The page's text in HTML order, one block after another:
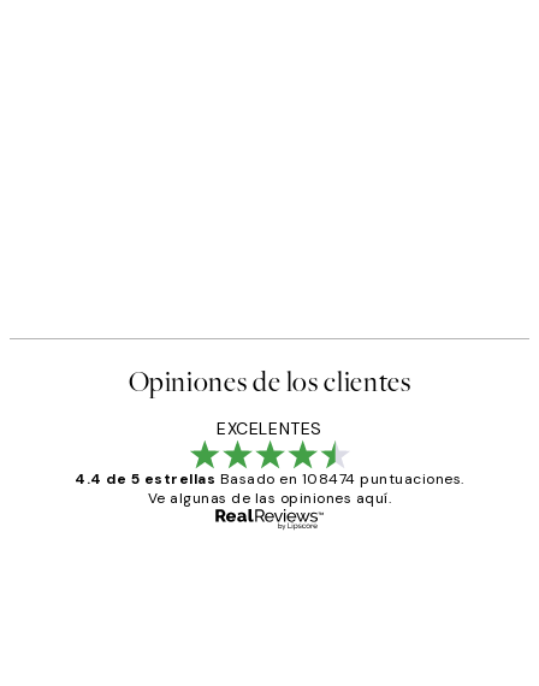
Opiniones de los clientes
EXCELENTES
4.4 de 5 estrellas Basado en 108474 puntuaciones.
Ve algunas de las opiniones aquí.